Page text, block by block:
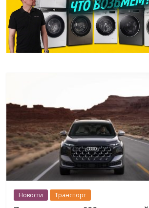
Новости Транспорт